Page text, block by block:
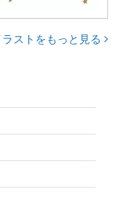
ラストをもっと見る